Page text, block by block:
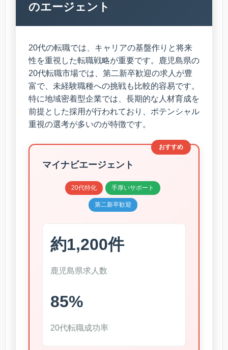
のエージェント
20代の転職では、キャリアの基盤作りと将来
性を重視した転職戦略が重要です。鹿児島県の
20代転職市場では、第二新卒歓迎の求人が豊
富で、未経験職種への挑戦も比較的容易です。
特に地域密着型企業では、長期的な人材育成を
前提とした採用が行われており、ポテンシャル
重視の選考が多いのが特徴です。
マイナビエージェント
20代特化 手厚いサポート
第二新卒歓迎
約1,200件
鹿児島県求人数
85%
20代転職成功率